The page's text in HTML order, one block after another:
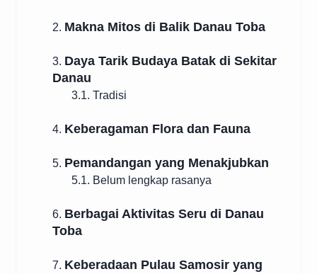
2. Makna Mitos di Balik Danau Toba
3. Daya Tarik Budaya Batak di Sekitar
Danau
3.1. Tradisi
4. Keberagaman Flora dan Fauna
5. Pemandangan yang Menakjubkan
5.1. Belum lengkap rasanya
6. Berbagai Aktivitas Seru di Danau
Toba
7. Keberadaan Pulau Samosir yang